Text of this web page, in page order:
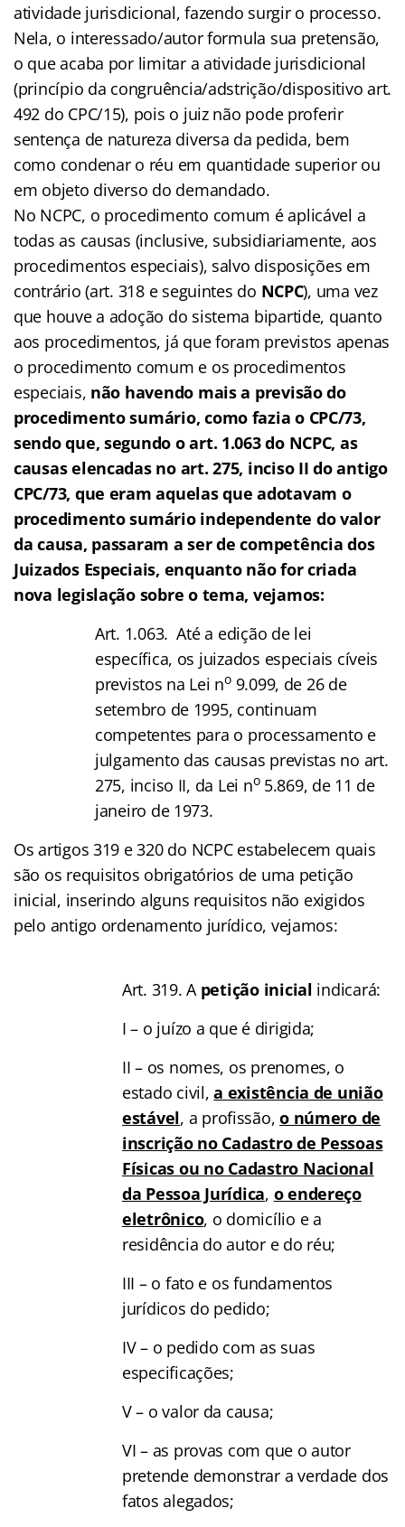
atividade jurisdicional, fazendo surgir o processo.
Nela, o interessado/autor formula sua pretensão,
o que acaba por limitar a atividade jurisdicional
(princípio da congruência/adstrição/dispositivo art.
492 do CPC/15), pois o juiz não pode proferir
sentença de natureza diversa da pedida, bem
como condenar o réu em quantidade superior ou
em objeto diverso do demandado.
No NCPC, o procedimento comum é aplicável a
todas as causas (inclusive, subsidiariamente, aos
procedimentos especiais), salvo disposições em
contrário (art. 318 e seguintes do NCPC), uma vez
que houve a adoção do sistema bipartide, quanto
aos procedimentos, já que foram previstos apenas
o procedimento comum e os procedimentos
especiais, não havendo mais a previsão do
procedimento sumário, como fazia o CPC/73,
sendo que, segundo o art. 1.063 do NCPC, as
causas elencadas no art. 275, inciso II do antigo
CPC/73, que eram aquelas que adotavam o
procedimento sumário independente do valor
da causa, passaram a ser de competência dos
Juizados Especiais, enquanto não for criada
nova legislação sobre o tema, vejamos:
Art. 1.063. Até a edição de lei
específica, os juizados especiais cíveis
previstos na Lei no9.099, de 26 de
setembro de 1995, continuam
competentes para o processamento e
julgamento das causas previstas no art.
275, inciso II, da Lei no5.869, de 11 de
janeiro de 1973.
Os artigos 319 e 320 do NCPC estabelecem quais
são os requisitos obrigatórios de uma petição
inicial, inserindo alguns requisitos não exigidos
pelo antigo ordenamento jurídico, vejamos:
Art. 319. A petição inicial indicará:
I – o juízo a que é dirigida;
II – os nomes, os prenomes, o
estado civil,a existência de união
estável, a profissão,o número de
inscrição no Cadastro de Pessoas
Físicas ou no Cadastro Nacional
da Pessoa Jurídica, o endereço
eletrônico, o domicílio e a
residência do autor e do réu;
III – o fato e os fundamentos
jurídicos do pedido;
IV – o pedido com as suas
especificações;
V – o valor da causa;
VI – as provas com que o autor
pretende demonstrar a verdade dos
fatos alegados;